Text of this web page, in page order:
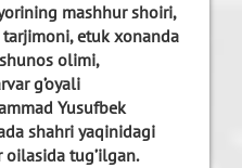
mashhur shoiri,
etuk xonanda
olimi,
g’oyali
Yusufbek
shahri yaqinidagi
oilasida tug’ilgan.